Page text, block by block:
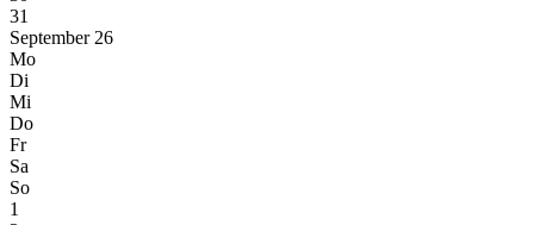
31
September 26
Mo
Di
Mi
Do
Fr
Sa
So
1